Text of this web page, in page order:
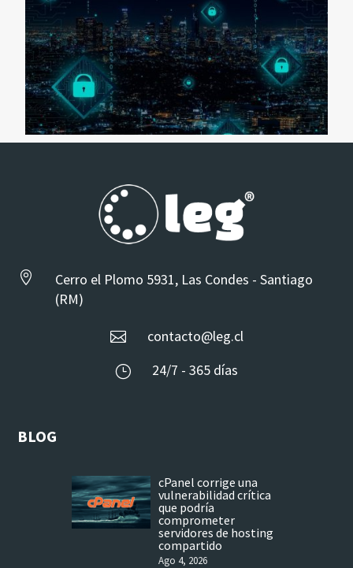

Cerro el Plomo 5931, Las Condes - Santiago
(RM)
 contacto@leg.cl
} 24/7 - 365 días
BLOG
cPanel corrige una
vulnerabilidad crítica
que podría
comprometer
servidores de hosting
compartido
Ago 4, 2026